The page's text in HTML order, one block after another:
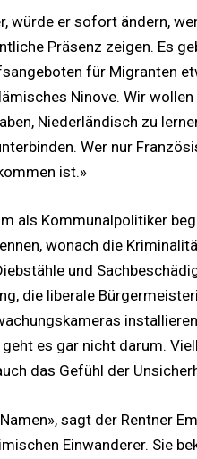
würde er sofort ändern,
Präsenz zeigen. Es
für Migranten
Ninove. Wir
Niederländisch zu
Wer nur
ist.»
als Kommunalpolitiker
wonach die
und
die liberale
es gar nicht darum.
das Gefühl der
sagt der Rentner
Einwanderer. Sie